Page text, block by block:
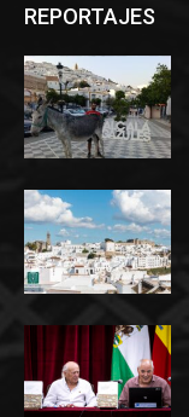
REPORTAJES